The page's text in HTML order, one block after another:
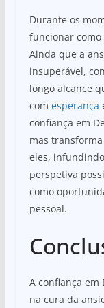
Durante os
funcionar
Ainda que a
insuperável,
longo alcance
com esperança
confiança em
mas
eles,
perspetiva
como
pessoal.
A confiança em
na cura da